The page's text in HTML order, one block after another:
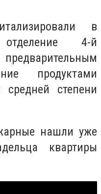
в
отделение 4-й
продуктами
степени
нашли уже
квартиры